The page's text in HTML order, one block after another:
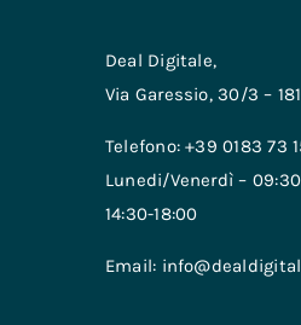
Deal Digitale,
Via Garessio, 30/3 –
Telefono: +39 0183 73
Lunedi/Venerdì –
14:30-18:00
Email: